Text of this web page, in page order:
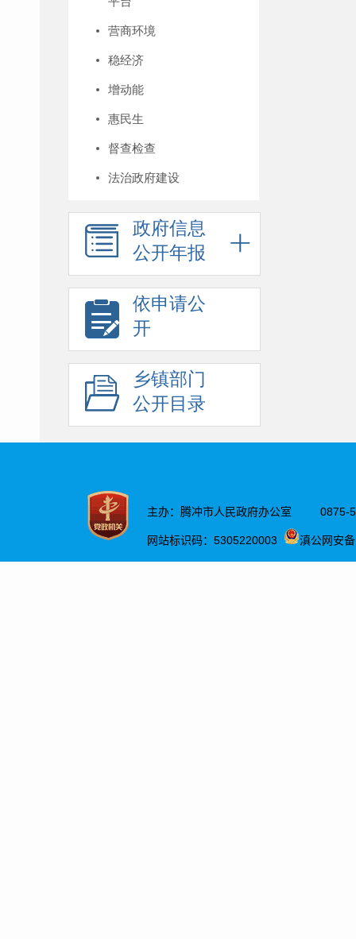
营商环境
稳经济
增动能
惠民生
督查检查
法治政府建设
政府信息
公开年报
依申请公
开
乡镇部门
公开目录